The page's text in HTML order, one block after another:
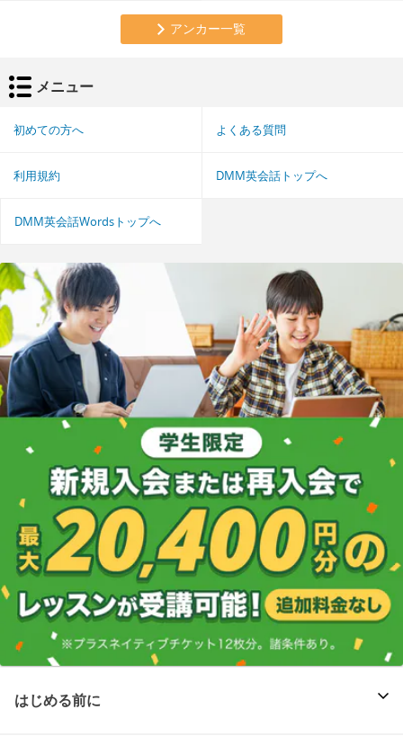
アンカー一覧
メニュー
初めての方へ よくある質問
利用規約 DMM英会話トップへ
DMM英会話Wordsトップへ
はじめる前に